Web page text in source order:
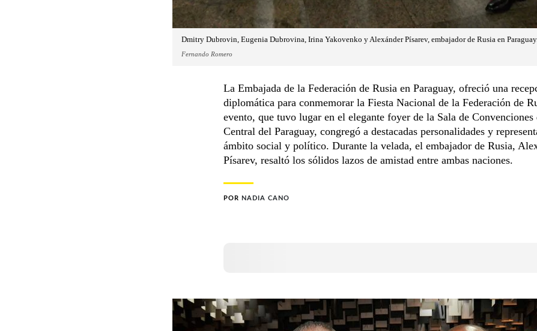
Dmitry Dubrovin, Eugenia Dubrovina, Irina Yakovenko y Alexánder Písarev, embajador de Rusia en Paraguay.
Fernando Romero
La Embajada de la Federación de Rusia en Paraguay, ofreció una
diplomática para conmemorar la Fiesta Nacional de la Federación de
evento, que tuvo lugar en el elegante foyer de la Sala de Convenciones
Central del Paraguay, congregó a destacadas personalidades y
ámbito social y político. Durante la velada, el embajador de Rusia,
Písarev, resaltó los sólidos lazos de amistad entre ambas naciones.
POR NADIA CANO